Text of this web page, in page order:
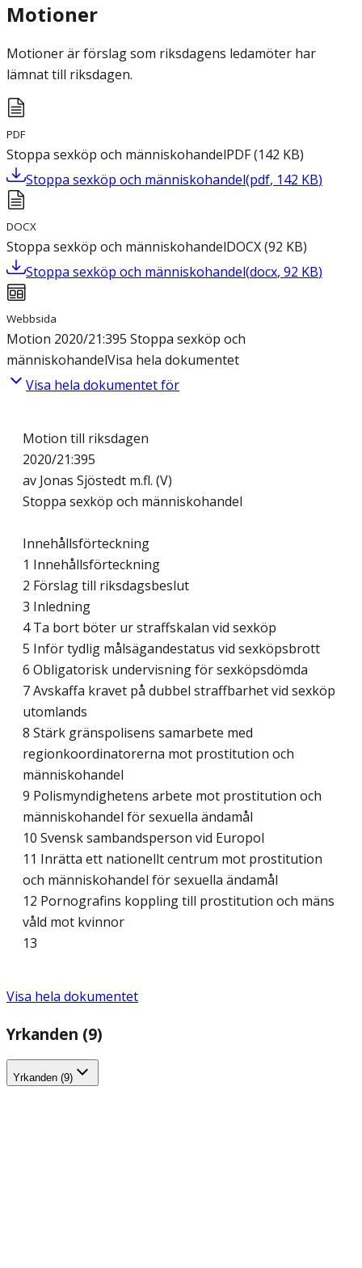
Motioner
Motioner är förslag som riksdagens ledamöter har
lämnat till riksdagen.
PDF
Stoppa sexköp och människohandelPDF(142 KB)
Stoppa sexköp och människohandel(pdf, 142 KB)
DOCX
Stoppa sexköp och människohandelDOCX(92 KB)
Stoppa sexköp och människohandel(docx, 92 KB)
Webbsida
Motion 2020/21:395 Stoppa sexköp och
människohandelVisa hela dokumentet
Visa hela dokumentet för
Motion till riksdagen
2020/21:395
av Jonas Sjöstedt m.fl. (V)
Stoppa sexköp och människohandel
Innehållsförteckning
1 Innehållsförteckning
2 Förslag till riksdagsbeslut
3 Inledning
4 Ta bort böter ur straffskalan vid sexköp
5 Inför tydlig målsägandestatus vid sexköpsbrott
6 Obligatorisk undervisning för sexköpsdömda
7 Avskaffa kravet på dubbel straffbarhet vid sexköp
utomlands
8 Stärk gränspolisens samarbete med
regionkoordinatorerna mot prostitution och
människohandel
9 Polismyndighetens arbete mot prostitution och
människohandel för sexuella ändamål
10 Svensk sambandsperson vid Europol
11 Inrätta ett nationellt centrum mot prostitution
och människohandel för sexuella ändamål
12 Pornografins koppling till prostitution och mäns
våld mot kvinnor
13
Visa hela dokumentet
Yrkanden (9)
Yrkanden (9)